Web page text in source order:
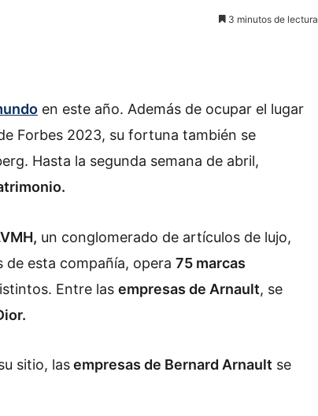
3 minutos de lectura
en este año. Además de ocupar el lugar
Forbes 2023, su fortuna también se
Hasta la segunda semana de abril,
un conglomerado de artículos de lujo,
esta compañía, opera 75 marcas
Entre las empresas de Arnault, se
sitio, lasempresas de Bernard Arnault se